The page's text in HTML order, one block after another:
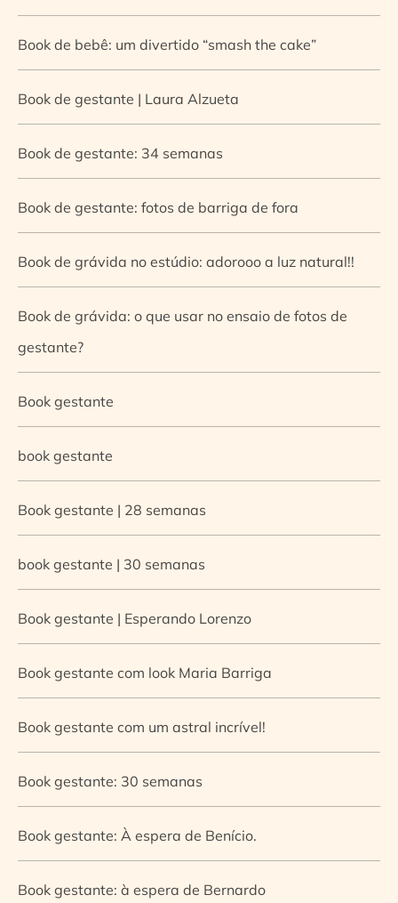
Book de bebê: um divertido “smash the cake”
Book de gestante | Laura Alzueta
Book de gestante: 34 semanas
Book de gestante: fotos de barriga de fora
Book de grávida no estúdio: adorooo a luz natural!!
Book de grávida: o que usar no ensaio de fotos de
gestante?
Book gestante
book gestante
Book gestante | 28 semanas
book gestante | 30 semanas
Book gestante | Esperando Lorenzo
Book gestante com look Maria Barriga
Book gestante com um astral incrível!
Book gestante: 30 semanas
Book gestante: À espera de Benício.
Book gestante: à espera de Bernardo